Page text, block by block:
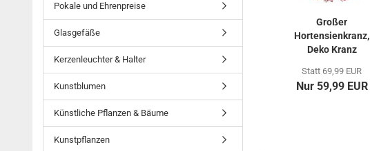
Großer
Hortensienkranz,
Deko Kranz
Statt 69,99 EUR
Nur 59,99 EUR
Pokale und Ehrenpreise
Glasgefäße
Kerzenleuchter & Halter
Kunstblumen
Künstliche Pflanzen & Bäume
Kunstpflanzen